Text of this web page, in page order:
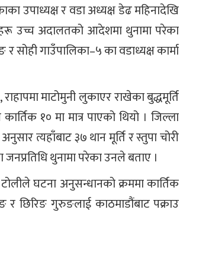
उपाध्यक्ष र वडा अध्यक्ष डेढ महिनादेखि
उच्च अदालतको आदेशमा थुनामा परेका
सोही गाउँपालिका–५ का वडाध्यक्ष कार्मा
माटोमुनी लुकाएर राखेका बुद्धमूर्ति
१० मा मात्र पाएको थियो । जिल्ला
त्यहाँबाट ३७ थान मूर्ति र स्तुपा चोरी
थुनामा परेका उनले बताए ।
घटना अनुसन्धानको क्रममा कार्तिक
र छिरिङ गुरुङलाई काठमाडौंबाट पक्राउ